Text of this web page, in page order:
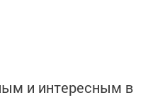
и интересным в